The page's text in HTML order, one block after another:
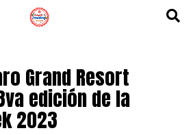
Grand Resort
edición de la
2023